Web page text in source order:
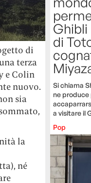
di
terza
e Colin
nuovo.
sia
la
né
di
Si chiama
ne produce
a visitare il
Pop